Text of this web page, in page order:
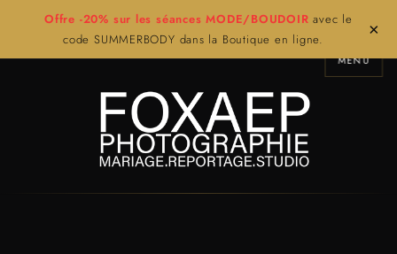
Offre -20% sur les séances MODE/BOUDOIR avec le
code SUMMERBODY dans la Boutique en ligne.
×
MENU